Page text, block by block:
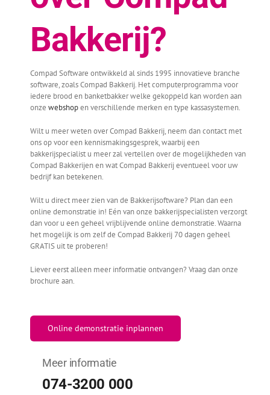
Bakkerij?
Compad Software ontwikkeld al sinds 1995 innovatieve branche
software, zoals Compad Bakkerij. Het computerprogramma voor
iedere brood en banketbakker welke gekoppeld kan worden aan
onze webshopen verschillende merken en type kassasystemen.
Wilt u meer weten over Compad Bakkerij, neem dan contact met
ons op voor een kennismakingsgesprek, waarbij een
bakkerijspecialist u meer zal vertellen over de mogelijkheden van
Compad Bakkerijen en wat Compad Bakkerij eventueel voor uw
bedrijf kan betekenen.
Wilt u direct meer zien van de Bakkerijsoftware? Plan dan een
online demonstratie in! Eén van onze bakkerijspecialisten verzorgt
dan voor u een geheel vrijblijvende online demonstratie. Waarna
het mogelijk is om zelf de Compad Bakkerij 70 dagen geheel
GRATIS uit te proberen!
Liever eerst alleen meer informatie ontvangen? Vraag dan onze
brochure aan.
Online demonstratie inplannen
Meer informatie
074-3200 000